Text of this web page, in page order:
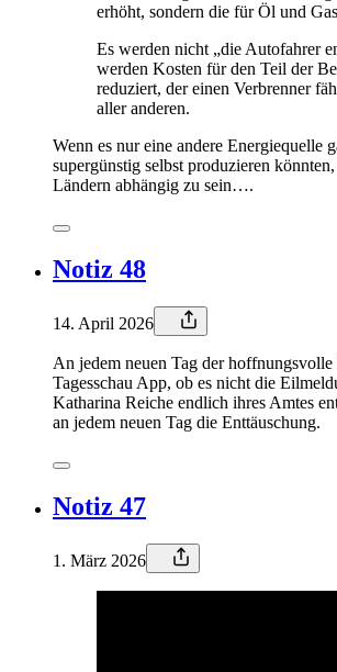
erhöht, sondern die für Öl und
Es werden nicht „die Autofahrer
werden Kosten für den Teil der
reduziert, der einen Verbrenner
aller anderen.
Wenn es nur eine andere Energiequelle
supergünstig selbst produzieren
Ländern abhängig zu sein….
Notiz 48
14. April 2026
An jedem neuen Tag der
Tagesschau App, ob es nicht die
Katharina Reiche endlich ihres Amtes
an jedem neuen Tag die Enttäuschung.
Notiz 47
1. März 2026